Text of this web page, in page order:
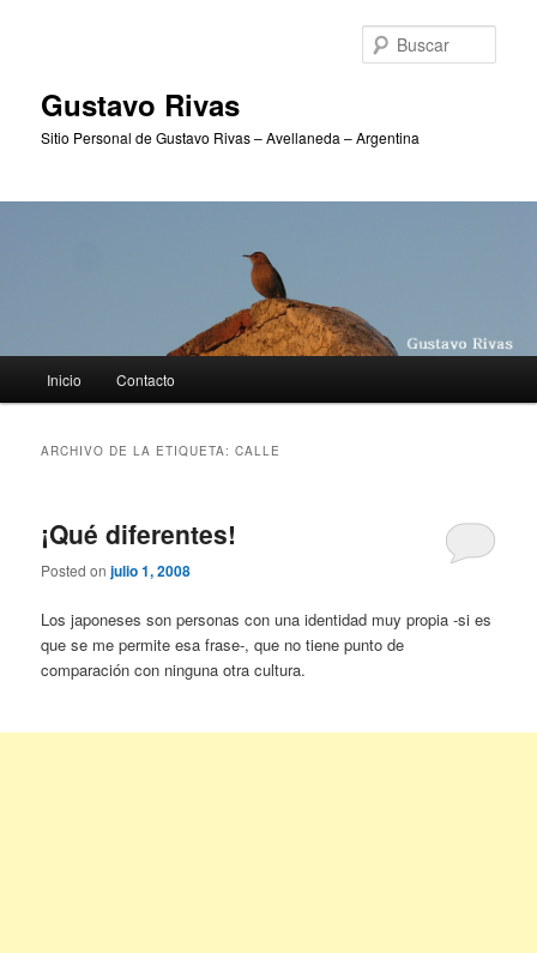
Gustavo Rivas
Sitio Personal de Gustavo Rivas – Avellaneda – Argentina
principal
Inicio Contacto
ARCHIVO DE LA ETIQUETA:CALLE
¡Qué diferentes!
Posted onjulio 1, 2008
Los japoneses son personas con una identidad muy propia -si es
que se me permite esa frase-, que no tiene punto de
comparación con ninguna otra cultura.